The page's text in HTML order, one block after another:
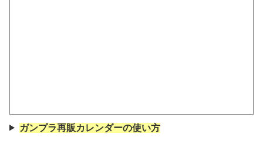
ガンプラ再販カレンダーの使い方